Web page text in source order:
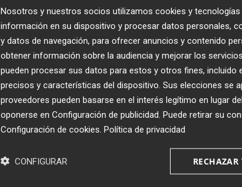
Recibe toda la
Plaza Podcast en tu
Nosotros y nuestros socios utilizamos cookies y tecnologías
información en su dispositivo y procesar datos personales,
y datos de navegación, para ofrecer anuncios y contenido
obtener información sobre la audiencia y mejorar los servicios.
pueden procesar sus datos para estos y otros fines, incluido
precisos y características del dispositivo. Sus elecciones se
proveedores pueden basarse en el interés legítimo en lugar
oponerse en Configuración de publicidad . Puede retirar su
Configuración de cookies Política de privacidad
RECHAZAR
CONFIGURAR